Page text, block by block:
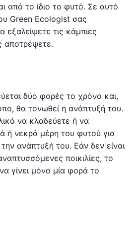
από το ίδιο το φυτό. Σε αυτό
Green Ecologist σας
εξαλείψετε τις κάμπιες
αποτρέψετε.
δύο φορές το χρόνο και,
θα τονωθεί η ανάπτυξή του.
να κλαδεύετε ή να
ή νεκρά μέρη του φυτού για
ανάπτυξή του. Εάν δεν είναι
ποικιλίες, το
γίνει μόνο μία φορά το